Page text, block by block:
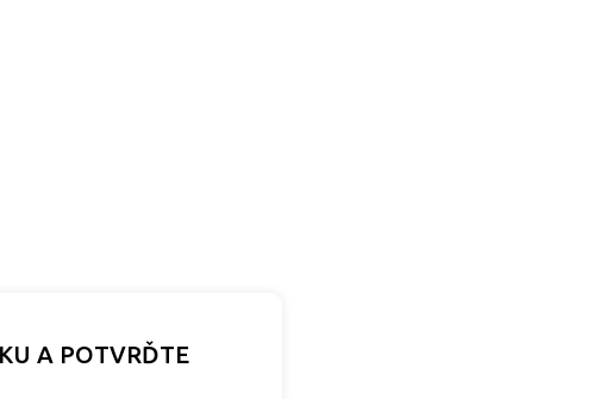
A POTVRĎTE